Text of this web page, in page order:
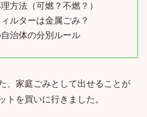
方法（可燃？不燃？）
ルターは金属ごみ？
治体の分別ルール
、家庭ごみとして出せることが
トを買いに行きました。